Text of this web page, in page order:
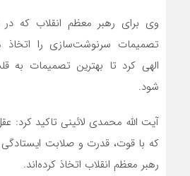
وی برای رهبر معظم انقلاب که
تصمیمات سرنوشت‌سازی را اتخاذ
الهی کرد تا بهترین تصمیمات به
شود.
آیت الله محمدی لائینی تاکید
که با قوت، قدرت و صلابت
رهبر معظم انقلاب اتخاذ کرده‌اند.